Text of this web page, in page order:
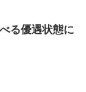
る優遇状態に